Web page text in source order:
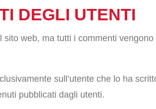
DEGLI UTENTI
web, ma tutti i commenti
sull’utente che lo ha
pubblicati dagli utenti.